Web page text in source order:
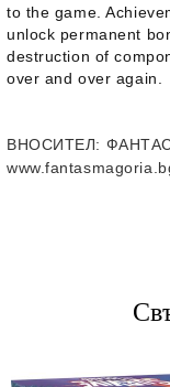
to the game.
unlock permanent
destruction of
over and over again.
ВНОСИТЕЛ: